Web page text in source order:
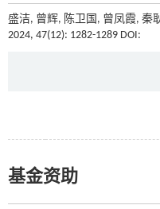
盛洁, 曾辉, 陈卫国, 曾凤霞, 秦
2024, 47(12): 1282-1289 DOI:
基金资助